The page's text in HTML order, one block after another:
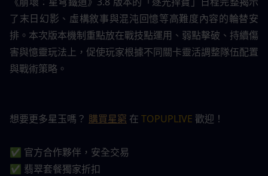
了末日幻影、虛構敘事與混沌回憶等高難度內容的輪替安
排。本次版本機制重點放在戰技點運用、弱點擊破、持續傷
害與憶靈玩法上，促使玩家根據不同關卡靈活調整隊伍配置
與戰術策略。
想要更多星玉嗎？ 購買星窮 在 TOPUPLIVE 歡迎！
✅ 官方合作夥伴，安全交易
✅ 翡翠套餐獨家折扣